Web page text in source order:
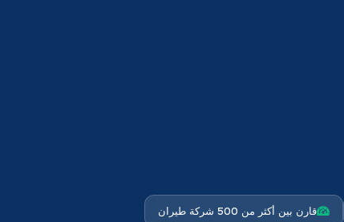
قارن بين أكثر من 500 شركة طيران